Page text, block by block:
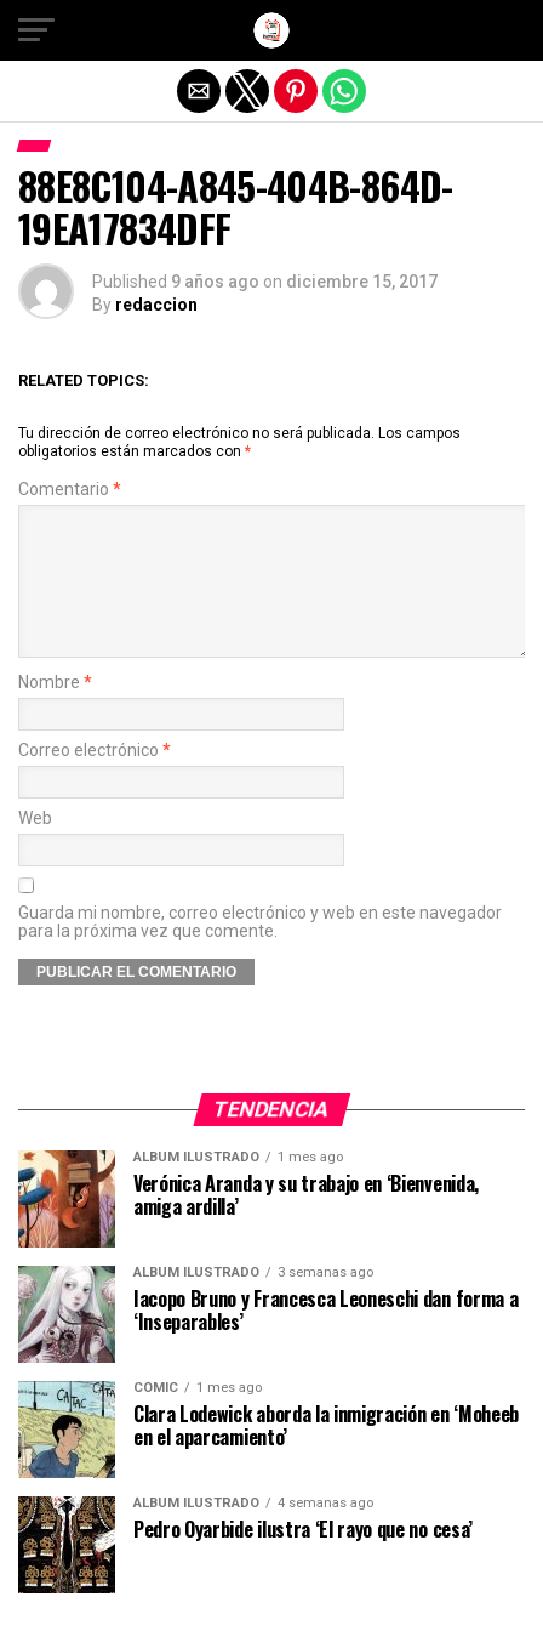
88E8C104-A845-404B-864D-
19EA17834DFF
Published 9 años ago on diciembre 15, 2017
By redaccion
RELATED TOPICS:
Tu dirección de correo electrónico no será publicada. Los campos
obligatorios están marcados con *
Comentario *
Nombre *
Correo electrónico *
Web
Guarda mi nombre, correo electrónico y web en este navegador
para la próxima vez que comente.
TENDENCIA
ÁLBUM ILUSTRADO 1 mes ago
Verónica Aranda y su trabajo en ‘Bienvenida,
amiga ardilla’
ÁLBUM ILUSTRADO 3 semanas ago
Iacopo Bruno y Francesca Leoneschi dan forma a
‘Inseparables’
CÓMIC 1 mes ago
Clara Lodewick aborda la inmigración en ‘Moheeb
en el aparcamiento’
ÁLBUM ILUSTRADO 4 semanas ago
Pedro Oyarbide ilustra ‘El rayo que no cesa’
Salir de la versión móvil